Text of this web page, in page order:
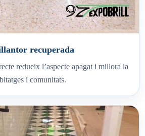
recuperada
redueix l’aspecte apagat i millora la
i comunitats.